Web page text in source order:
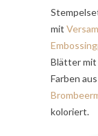
mit
Blätter mit
Farben
koloriert.